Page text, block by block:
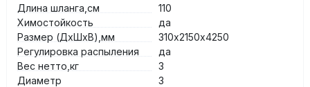
Длина шланга,см
110
Химостойкость
да
Размер (ДхШхВ),мм
310х2150х4250
Регулировка распыления
да
Вес нетто,кг
3
Диаметр
3